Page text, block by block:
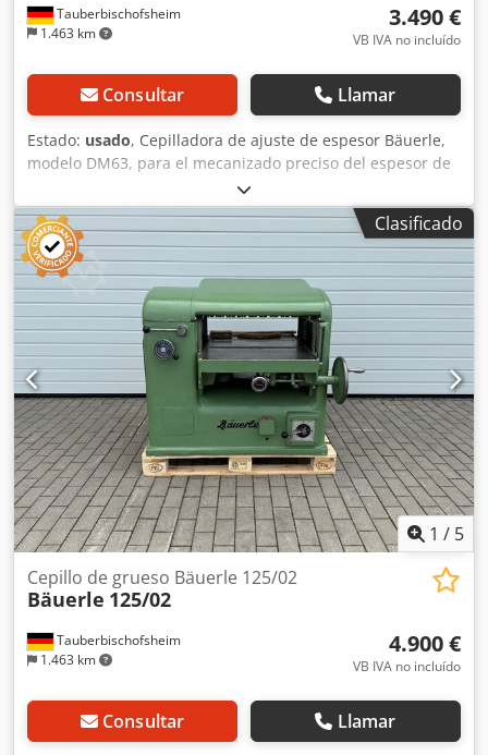
Tauberbischofsheim
1.463 km
3.490 €
VB IVA no incluído
Consultar Llamar
Estado: usado, Cepilladora de ajuste de espesor Bäuerle,
modelo DM63, para el mecanizado preciso del espesor de
madera maciza y materiales derivados de la madera. La
máquina es adecuada para su uso en talleres de
carpintería y empresas industriales y, gracias a su
construcción robusta, permite un cepillado con bajas
vibraciones y con gran precisión dimensional. Ideal para la
calibración uniforme de piezas en la producción en serie y
en la fabricación individual, equipada con un eje de
cepillado con cuchillas reversibles del modelo CentroFix de
Leitz. Incluye el eje original para cuchillas de cepillado de
ranuras. Datos técnicos: - Anchura de trabajo: 630 - Altura
de paso: 220 - Avance: 7 / 9 / 14 / 18 m/min Chjdpfx Ajzrxz
Ieb Tja - Cuchillas: CentroFix Z4
Clasificado
1 / 5
Tauberbischofsheim
1.463 km
Cepillo de grueso Bäuerle 125/02
Bäuerle 125/02
4.900 €
VB IVA no incluído
Consultar Llamar